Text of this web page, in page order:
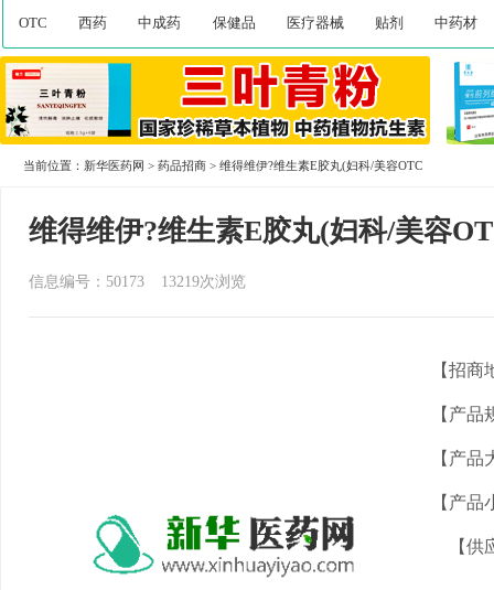
OTC 西药 中成药 保健品 医疗器械 贴剂 中药材
当前位置： 新华医药网 > 药品招商 > 维得维伊?维生素E胶丸(妇科/美容OTC
维得维伊?维生素E胶丸(妇科/美容
信息编号：50173 13219次浏览
【招商
【产品
【产品
【产品
【供